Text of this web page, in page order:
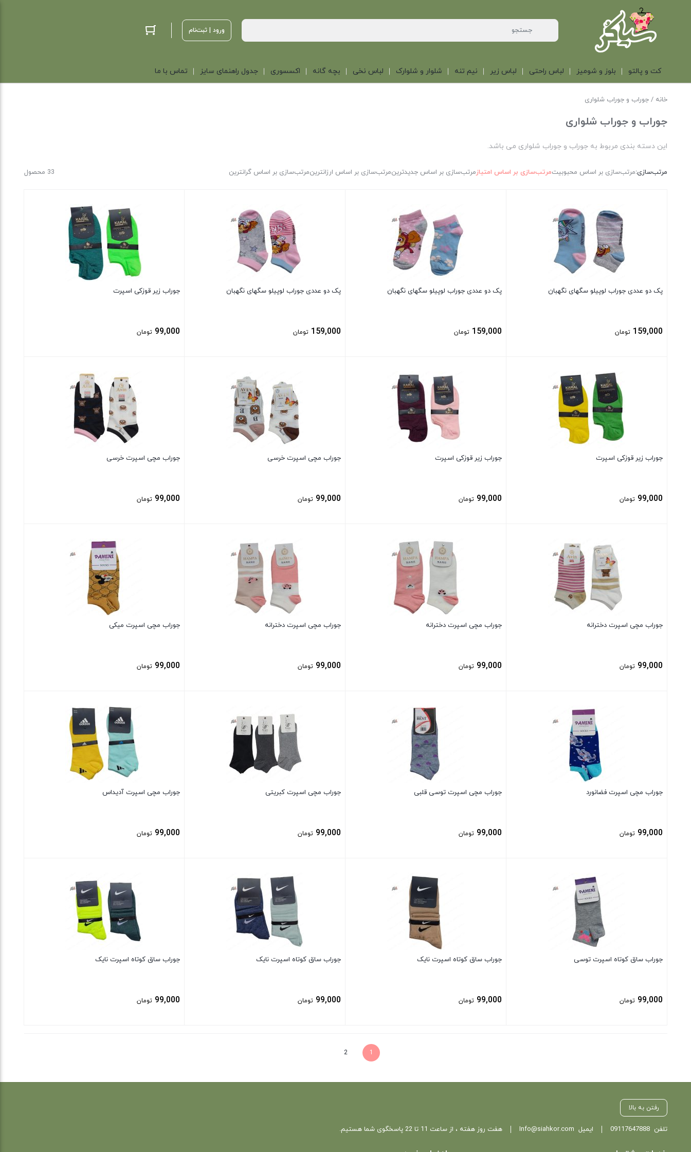
ورود | ثبت‌نام
کت و پالتو بلوز و شومیز لباس راحتی لباس زیر نیم تنه شلوار و شلوارک لباس نخی بچه گانه اکسسوری جدول راهنمای سایز تماس با ما
خانه / جوراب و جوراب شلواری
جوراب و جوراب شلواری
این دسته بندی مربوط به جوراب و جوراب شلواری می باشد.
33 محصول مرتب‌سازی:مرتب‌سازی بر اساس محبوبیتمرتب‌سازی بر اساس امتیازمرتب‌سازی بر اساس جدیدترینمرتب‌سازی بر اساس ارزانترینمرتب‌سازی بر اساس گرانترین
پک دو عددی جوراب لوپیلو سگهای نگهبان
159,000 تومان
پک دو عددی جوراب لوپیلو سگهای نگهبان
159,000 تومان
پک دو عددی جوراب لوپیلو سگهای نگهبان
159,000 تومان
جوراب زیر قوزکی اسپرت
99,000 تومان
جوراب زیر قوزکی اسپرت
99,000 تومان
جوراب زیر قوزکی اسپرت
99,000 تومان
جوراب مچی اسپرت خرسی
99,000 تومان
جوراب مچی اسپرت خرسی
99,000 تومان
جوراب مچی اسپرت دخترانه
99,000 تومان
جوراب مچی اسپرت دخترانه
99,000 تومان
جوراب مچی اسپرت دخترانه
99,000 تومان
جوراب مچی اسپرت میکی
99,000 تومان
جوراب مچی اسپرت فضانورد
99,000 تومان
جوراب مچی اسپرت توسی قلبی
99,000 تومان
جوراب مچی اسپرت کبریتی
99,000 تومان
جوراب مچی اسپرت آدیداس
99,000 تومان
جوراب ساق کوتاه اسپرت توسی
99,000 تومان
جوراب ساق کوتاه اسپرت نایک
99,000 تومان
جوراب ساق کوتاه اسپرت نایک
99,000 تومان
جوراب ساق کوتاه اسپرت نایک
99,000 تومان
1
2
رفتن به بالا
تلفن09117647888 ایمیل Info@siahkor.com هفت روز هفته ، از ساعت 11 تا 22 پاسخگوی شما هستیم.